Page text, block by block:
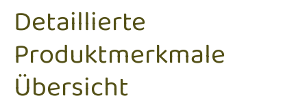
Detaillierte
Produktmerkmale
Übersicht